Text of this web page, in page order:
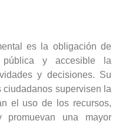
es la obligación de
y accesible la
y decisiones. Su
ciudadanos supervisen la
el uso de los recursos,
promuevan una mayor